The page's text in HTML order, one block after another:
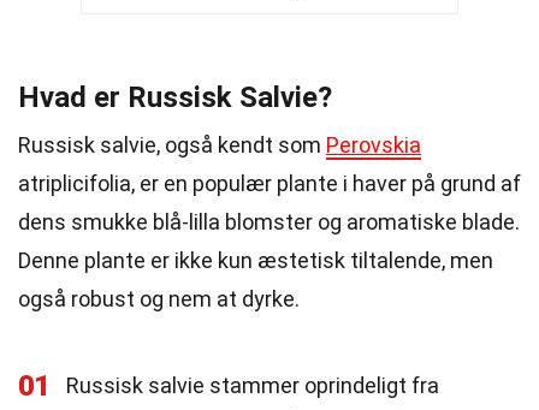
Hvad er Russisk Salvie?
Russisk salvie, også kendt som Perovskia
atriplicifolia, er en populær plante i haver på grund af
dens smukke blå-lilla blomster og aromatiske blade.
Denne plante er ikke kun æstetisk tiltalende, men
også robust og nem at dyrke.
01
Russisk salvie stammer oprindeligt fra